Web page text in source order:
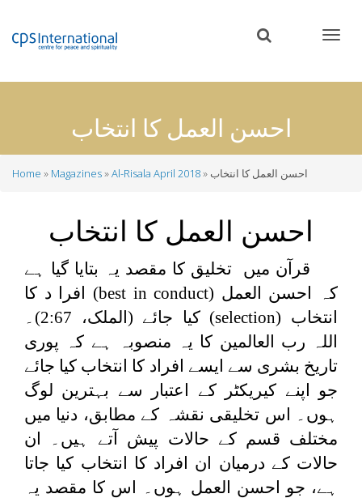
content
احسن العمل کا انتخاب
Home Magazines Al-Risala April 2018 احسن العمل کا انتخاب
احسن العمل کا انتخاب
قرآن میں تخلیق کا مقصد یہ بتایا گیا ہے
کہ احسن العمل (best in conduct)
افرا د کا
انتخاب (selection)
کیا جائے (الملک، 2:67)۔
اللہ رب العالمین کا یہ منصوبہ ہے کہ پوری
تاریخ بشری سے ایسے افراد کا انتخاب کیا جائے
جو اپنے کیریکٹر کے اعتبار سے بہترین لوگ
ہوں۔ اس تخلیقی نقشہ کے مطابق، دنیا میں
مختلف قسم کے حالات پیش آتے ہیں۔ ان
حالات کے درمیان ان افراد کا انتخاب کیا جاتا
ہے، جو احسن العمل ہوں۔ اس کا مقصد یہ